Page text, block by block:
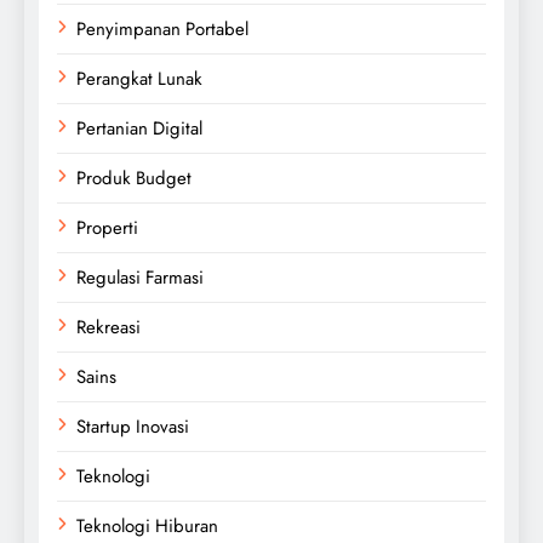
Penyimpanan Portabel
Perangkat Lunak
Pertanian Digital
Produk Budget
Properti
Regulasi Farmasi
Rekreasi
Sains
Startup Inovasi
Teknologi
Teknologi Hiburan